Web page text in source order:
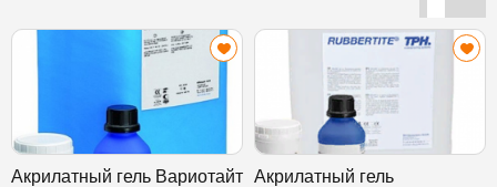
Акрилатный гель Вариотайт Акрилатный гель